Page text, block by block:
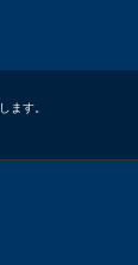
ます。